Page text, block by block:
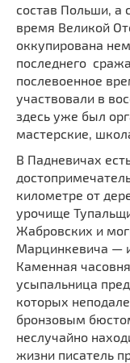
состав Польши, а
время Великой
оккупирована
последнего
послевоенное
участвовали в
здесь уже был
мастерские,
В Падневичах
километре от
урочище
Жабровских и
Марцинкевича —
Каменная
усыпальница
которых
бронзовым
неслучайно
жизни писатель